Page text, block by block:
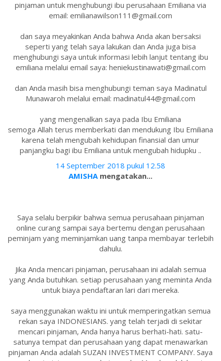
pinjaman untuk menghubungi ibu perusahaan Emiliana via
email: emilianawilson111@gmail.com
dan saya meyakinkan Anda bahwa Anda akan bersaksi
seperti yang telah saya lakukan dan Anda juga bisa
menghubungi saya untuk informasi lebih lanjut tentang ibu
emiliana melalui email saya: heniekustinawati@gmail.com
dan Anda masih bisa menghubungi teman saya Madinatul
Munawaroh melalui email: madinatul44@gmail.com
yang mengenalkan saya pada Ibu Emiliana
semoga Allah terus memberkati dan mendukung Ibu Emiliana
karena telah mengubah kehidupan finansial dan umur
panjangku bagi ibu Emiliana untuk mengubah hidupku ..
14 September 2018 pukul 12.58
AMISHAmengatakan...
Saya selalu berpikir bahwa semua perusahaan pinjaman
online curang sampai saya bertemu dengan perusahaan
peminjam yang meminjamkan uang tanpa membayar terlebih
dahulu.
Jika Anda mencari pinjaman, perusahaan ini adalah semua
yang Anda butuhkan. setiap perusahaan yang meminta Anda
untuk biaya pendaftaran lari dari mereka.
saya menggunakan waktu ini untuk memperingatkan semua
rekan saya INDONESIANS. yang telah terjadi di sekitar
mencari pinjaman, Anda hanya harus berhati-hati. satu-
satunya tempat dan perusahaan yang dapat menawarkan
pinjaman Anda adalah SUZAN INVESTMENT COMPANY. Saya